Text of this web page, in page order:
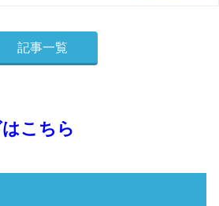
記事一覧
こちら